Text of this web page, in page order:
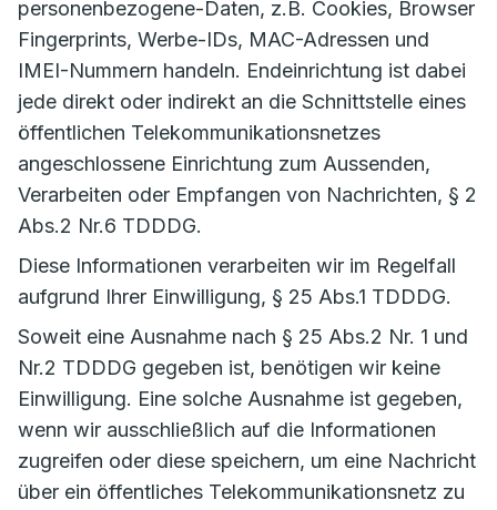
personenbezogene-Daten, z.B. Cookies, Browser
Fingerprints, Werbe-IDs, MAC-Adressen und
IMEI-Nummern handeln. Endeinrichtung ist dabei
jede direkt oder indirekt an die Schnittstelle eines
öffentlichen Telekommunikationsnetzes
angeschlossene Einrichtung zum Aussenden,
Verarbeiten oder Empfangen von Nachrichten, § 2
Abs.2 Nr.6 TDDDG.
Diese Informationen verarbeiten wir im Regelfall
aufgrund Ihrer Einwilligung, § 25 Abs.1 TDDDG.
Soweit eine Ausnahme nach § 25 Abs.2 Nr. 1 und
Nr.2 TDDDG gegeben ist, benötigen wir keine
Einwilligung. Eine solche Ausnahme ist gegeben,
wenn wir ausschließlich auf die Informationen
zugreifen oder diese speichern, um eine Nachricht
über ein öffentliches Telekommunikationsnetz zu